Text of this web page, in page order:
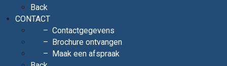
Back
CONTACT
Contactgegevens
Brochure ontvangen
Maak een afspraak